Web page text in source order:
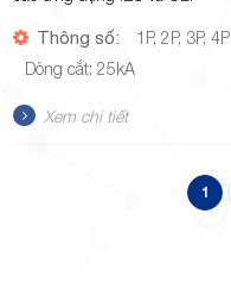
Thông số: 1P, 2P, 3P, 4P
Dòng cắt: 25kA
Xem chi tiết
1